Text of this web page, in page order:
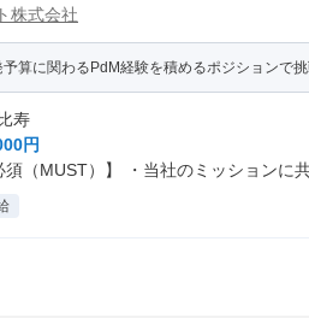
株式会社
算に関わるPdM経験を積めるポジションで
寿
円
（MUST）】 ・当社のミッションに共